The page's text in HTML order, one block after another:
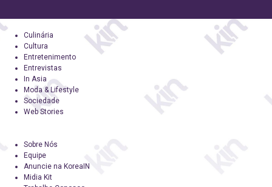
Culinária
Cultura
Entretenimento
Entrevistas
In Asia
Moda & Lifestyle
Sociedade
Web Stories
Sobre Nós
Equipe
Anuncie na KoreaIN
Midia Kit